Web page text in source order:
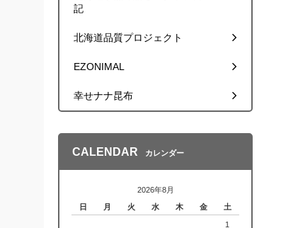
記
北海道品質プロジェクト
EZONIMAL
幸せナナ昆布
CALENDAR カレンダー
2026年8月
日
月 火 水 木 金 土
1